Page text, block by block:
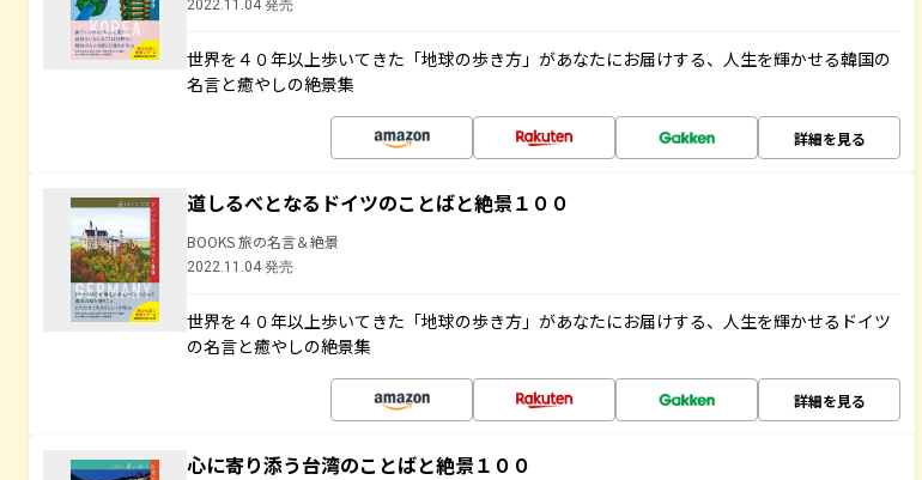
2022.11.04 発売
世界を４０年以上歩いてきた「地球の歩き方」があなたにお届けする、人生を輝かせる韓国の
名言と癒やしの絶景集
詳細を見る
道しるべとなるドイツのことばと絶景１００
BOOKS 旅の名言＆絶景
2022.11.04 発売
世界を４０年以上歩いてきた「地球の歩き方」があなたにお届けする、人生を輝かせるドイツ
の名言と癒やしの絶景集
詳細を見る
心に寄り添う台湾のことばと絶景１００